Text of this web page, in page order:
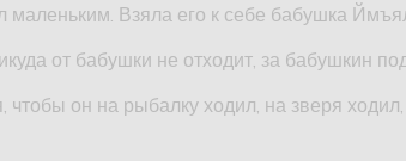
маленьким. Взяла его к себе бабушка
от бабушки не отходит, за бабушкин
чтобы он на рыбалку ходил, на зверя